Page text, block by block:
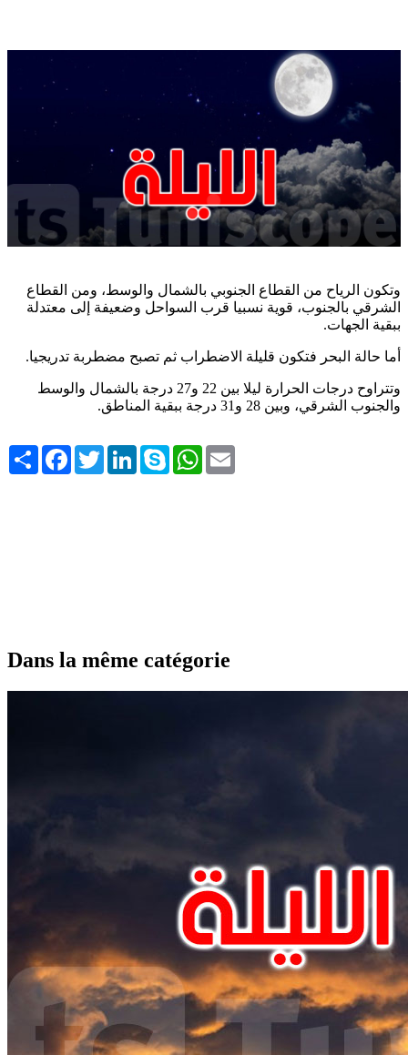
وتكون الرياح من القطاع الجنوبي بالشمال والوسط، ومن القطاع
الشرقي بالجنوب، قوية نسبيا قرب السواحل وضعيفة إلى معتدلة
ببقية الجهات.
أما حالة البحر فتكون قليلة الاضطراب ثم تصبح مضطربة تدريجيا.
وتتراوح درجات الحرارة ليلا بين 22 و27 درجة بالشمال والوسط
والجنوب الشرقي، وبين 28 و31 درجة ببقية المناطق.
Share FacebookTwitterLinkedInSkype WhatsApp
Dans la même catégorie